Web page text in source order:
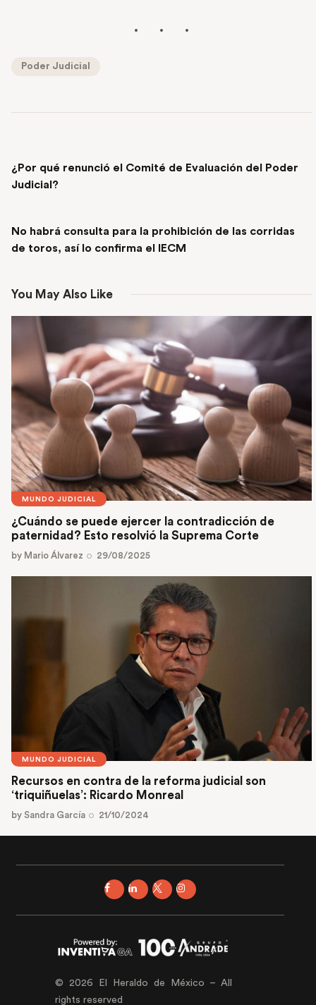
Poder Judicial
¿Por qué renunció el Comité de Evaluación del Poder
Judicial?
No habrá consulta para la prohibición de las corridas
de toros, así lo confirma el IECM
You May Also Like
MUNDO JUDICIAL
¿Cuándo se puede ejercer la contradicción de
paternidad? Esto resolvió la Suprema Corte
by Mario Álvarez 29/08/2025
MUNDO JUDICIAL
Recursos en contra de la reforma judicial son
‘triquiñuelas’: Ricardo Monreal
by Sandra García 21/10/2024
© 2026 El Heraldo de México – All
rights reserved